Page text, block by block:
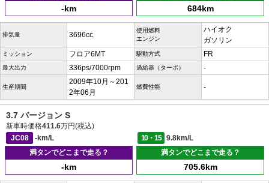
-km 684km
排気量 3696cc
使用燃料
エンジン
ハイオク
ガソリン
ミッション フロア6MT 駆動方式 FR
最大出力 336ps/7000rpm 過給器（ターボ） -
生産期間
2009年10月～201
2年06月
燃費性能 -
3.7 バージョン S
新車時価格411.6万円(税込)
JC08
-km/L 10・15
9.8km/L
満タンでどこまで走る？
-km
満タンでどこまで走る？
705.6km